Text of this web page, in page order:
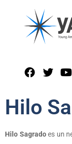
Hilo
Hilo Sagradoes un